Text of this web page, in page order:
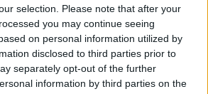
selection. Please note that after your
you may continue seeing
on personal information utilized by
disclosed to third parties prior to
separately opt-out of the further
information by third parties on the
įrašai
00:00:30
avarijos Vilniaus r.: dviejų moterų ir